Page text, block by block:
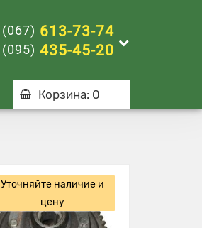
(067) 613-73-74
(095) 435-45-20
Корзина: 0
Уточняйте наличие и
цену